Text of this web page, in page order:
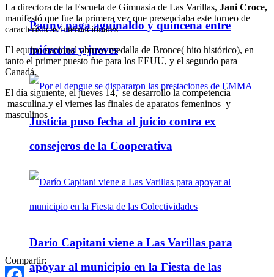
Pauny paga aguinaldo y quincena entre
miércoles y jueves
Justicia puso fecha al juicio contra ex
consejeros de la Cooperativa
Darío Capitani viene a Las Varillas para
apoyar al municipio en la Fiesta de las
La directora de la Escuela de Gimnasia de Las Varillas, Jani Croce,
manifestó que fue la primera vez que presenciaba este torneo de
características internacionales
El equipo nacional obtuvo medalla de Bronce( hito histórico), en
tanto el primer puesto fue para los EEUU, y el segundo para
Canadá.
El día siguiente, el jueves 14, se desarrollo la competencia
masculina.y el viernes las finales de aparatos femeninos y
masculinos
Compartir: